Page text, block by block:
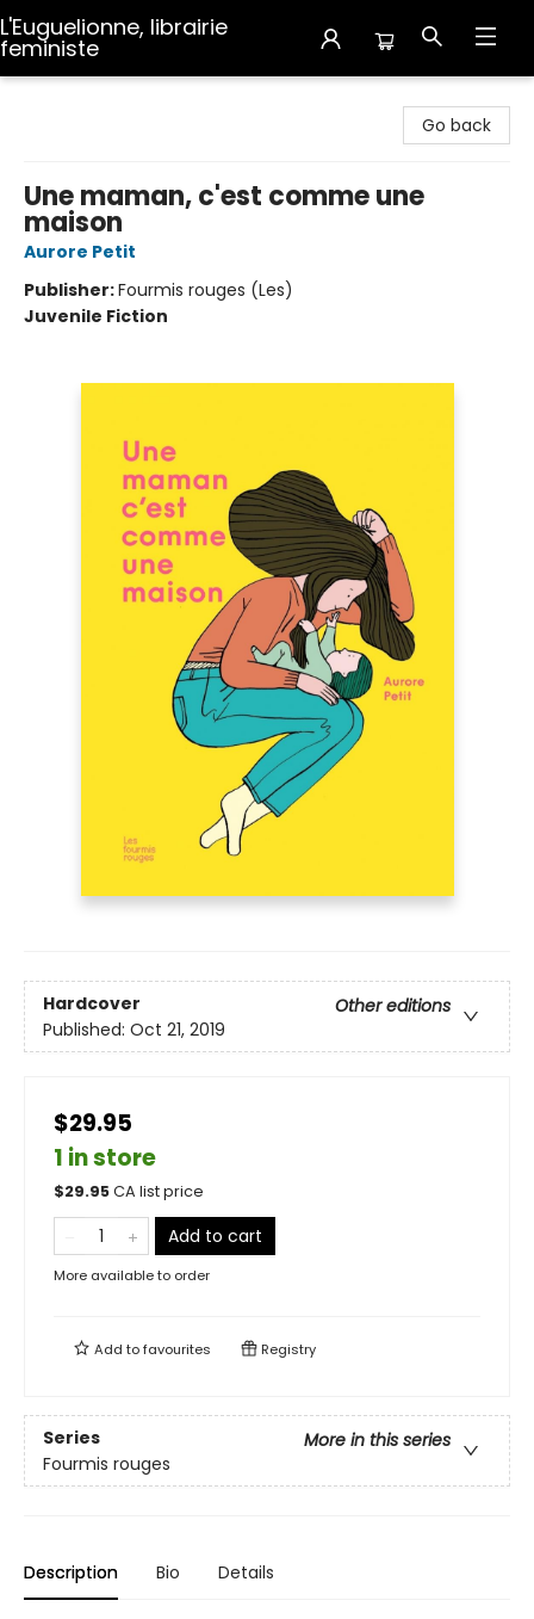
L'Euguelionne, librairie
feministe
Go back
Une maman, c'est comme une
maison
Aurore Petit
Publisher:Fourmis rouges (Les)
Juvenile Fiction
Hardcover
Other editions
Published: Oct 21, 2019
$29.95
1 in store
$29.95CA list price
Add to cart
More available to order
Add tofavourites Registry
Series
More in this series
Fourmis rouges
Description Bio Details